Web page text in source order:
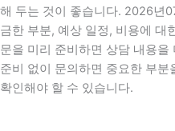
해 두는 것이 좋습니다. 2026년
금한 부분, 예상 일정, 비용에 대
문을 미리 준비하면 상담 내용
준비 없이 문의하면 중요한 부
확인해야 할 수 있습니다.